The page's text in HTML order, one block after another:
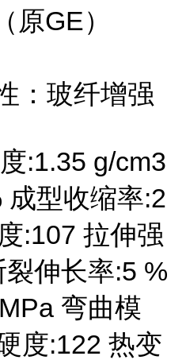
原GE）
：玻纤增强
:1.35 g/cm3
成型收缩率:2
:107 拉伸强
伸长率:5 %
弯曲模
度:122 热变